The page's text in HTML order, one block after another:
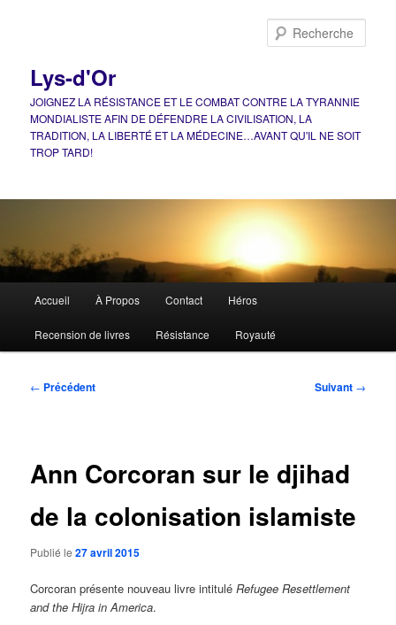
Lys-d'Or
JOIGNEZ LA RÉSISTANCE ET LE COMBAT CONTRE LA TYRANNIE
MONDIALISTE AFIN DE DÉFENDRE LA CIVILISATION, LA
TRADITION, LA LIBERTÉ ET LA MÉDECINE…AVANT QU'IL NE SOIT
TROP TARD!
principal
Accueil À Propos Contact Héros
Recension de livres Résistance Royauté
Navigation
← Précédent Suivant →
Ann Corcoran sur le djihad
de la colonisation islamiste
Publié le27 avril 2015
Corcoran présente nouveau livre intituléRefugee Resettlement
and the Hijra in America.